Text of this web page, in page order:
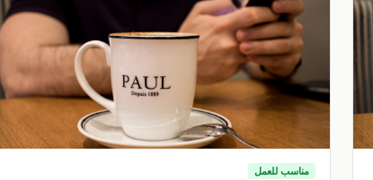
مناسب للعمل